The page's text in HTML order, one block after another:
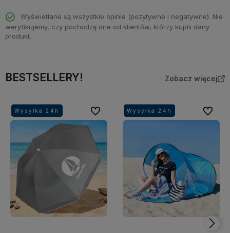
Wyświetlane są wszystkie opinie (pozytywne i negatywne). Nie
weryfikujemy, czy pochodzą one od klientów, którzy kupili dany
produkt.
BESTSELLERY! Zobacz więcej
Wysyłka 24h
Wysyłka 24h
Wysyłka 24h Do ulubionychWysyłka 24h
Wysyłka 24h
Wysyłka 24h Do